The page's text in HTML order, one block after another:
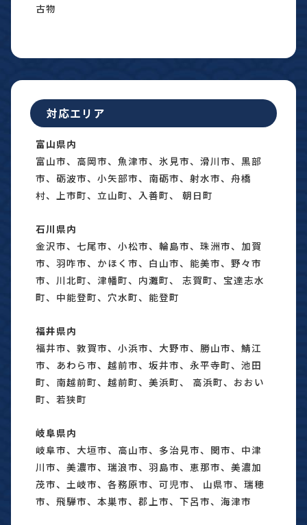
古物
対応エリア
富山県内
富山市、高岡市、魚津市、氷見市、滑川市、黒部
市、砺波市、小矢部市、南砺市、射水市、舟橋
村、上市町、立山町、入善町、 朝日町
石川県内
金沢市、七尾市、小松市、輪島市、珠洲市、加賀
市、羽咋市、かほく市、白山市、能美市、野々市
市、川北町、津幡町、内灘町、 志賀町、宝達志水
町、中能登町、穴水町、能登町
福井県内
福井市、敦賀市、小浜市、大野市、勝山市、鯖江
市、あわら市、越前市、坂井市、永平寺町、池田
町、南越前町、越前町、美浜町、 高浜町、おおい
町、若狭町
岐阜県内
岐阜市、大垣市、高山市、多治見市、関市、中津
川市、美濃市、瑞浪市、羽島市、恵那市、美濃加
茂市、土岐市、各務原市、可児市、 山県市、瑞穂
市、飛騨市、本巣市、郡上市、下呂市、海津市